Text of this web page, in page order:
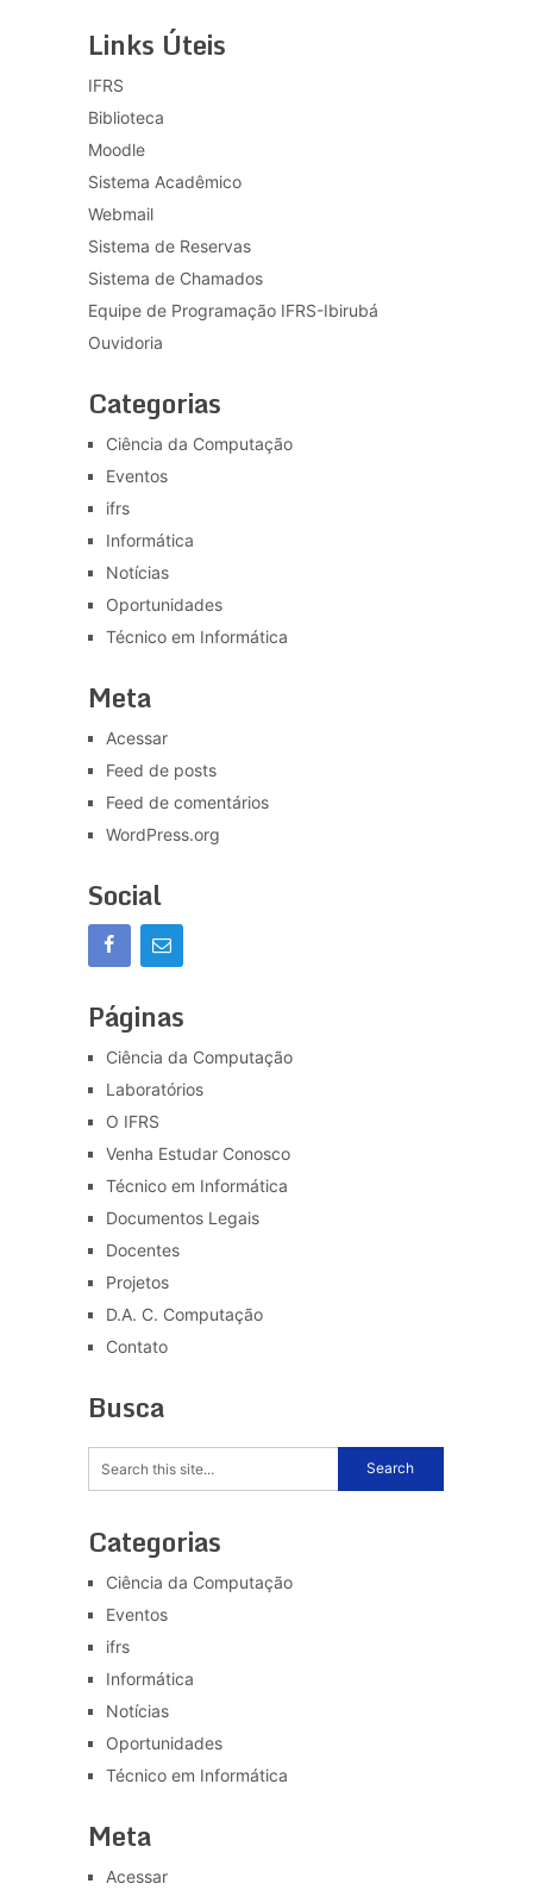
Links Úteis
IFRS
Biblioteca
Moodle
Sistema Acadêmico
Webmail
Sistema de Reservas
Sistema de Chamados
Equipe de Programação IFRS-Ibirubá
Ouvidoria
Categorias
Ciência da Computação
Eventos
ifrs
Informática
Notícias
Oportunidades
Técnico em Informática
Meta
Acessar
Feed de posts
Feed de comentários
WordPress.org
Social
Páginas
Ciência da Computação
Laboratórios
O IFRS
Venha Estudar Conosco
Técnico em Informática
Documentos Legais
Docentes
Projetos
D.A. C. Computação
Contato
Busca
Categorias
Ciência da Computação
Eventos
ifrs
Informática
Notícias
Oportunidades
Técnico em Informática
Meta
Acessar